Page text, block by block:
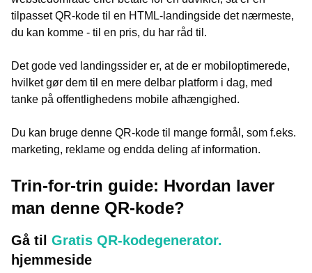
tilpasset QR-kode til en HTML-landingside det nærmeste,
du kan komme - til en pris, du har råd til.
Det gode ved landingssider er, at de er mobiloptimerede,
hvilket gør dem til en mere delbar platform i dag, med
tanke på offentlighedens mobile afhængighed.
Du kan bruge denne QR-kode til mange formål, som f.eks.
marketing, reklame og endda deling af information.
Trin-for-trin guide: Hvordan laver
man denne QR-kode?
Gå til Gratis QR-kodegenerator.
hjemmeside